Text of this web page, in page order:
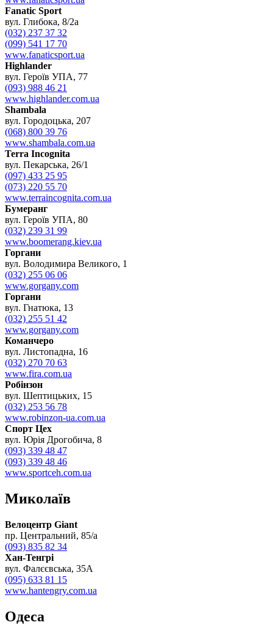
Fanatic Sport
вул. Глибока, 8/2а
(032) 237 37 32
(099) 541 17 70
www.fanaticsport.ua
Highlander
вул. Героїв УПА, 77
(093) 988 46 21
www.highlander.com.ua
Shambala
вул. Городоцька, 207
(068) 800 39 76
www.shambala.com.ua
Terra Incognita
вул. Пекарська, 26/1
(097) 433 25 95
(073) 220 55 70
www.terraincognita.com.ua
Бумеранг
вул. Героїв УПА, 80
(032) 239 31 99
www.boomerang.kiev.ua
Горгани
вул. Володимира Великого, 1
(032) 255 06 06
www.gorgany.com
Горгани
вул. Гнатюка, 13
(032) 255 51 42
www.gorgany.com
Команчеро
вул. Листопадна, 16
(032) 270 70 63
www.fira.com.ua
Робінзон
вул. Шептицьких, 15
(032) 253 56 78
www.robinzon-ua.com.ua
Спорт Цех
вул. Юрія Дрогобича, 8
(093) 339 48 47
(093) 339 48 46
www.sportceh.com.ua
Миколаїв
Велоцентр Giant
пр. Центральний, 85/а
(093) 835 82 34
Хан-Тенгрі
вул. Фалєєвська, 35A
(095) 633 81 15
www.hantengry.com.ua
Одеса